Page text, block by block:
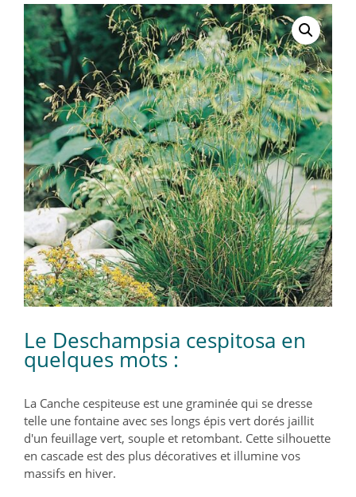
Le Deschampsia cespitosa en
quelques mots :
La Canche cespiteuse est une graminée qui se dresse
telle une fontaine avec ses longs épis vert dorés jaillit
d'un feuillage vert, souple et retombant. Cette silhouette
en cascade est des plus décoratives et illumine vos
massifs en hiver.